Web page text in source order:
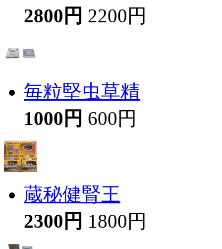
2800円 2200円
毎粒堅虫草精
1000円 600円
蔵秘健腎王
2300円 1800円